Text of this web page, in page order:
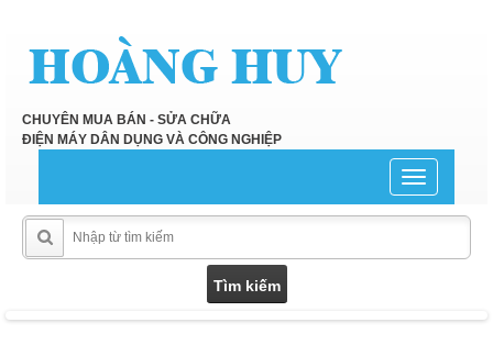
CHUYÊN MUA BÁN - SỬA CHỮA
ĐIỆN MÁY DÂN DỤNG VÀ CÔNG NGHIỆP
Toggle
navigation